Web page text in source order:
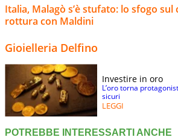
Italia, Malagò s’è stufato: lo sfogo sul
rottura con Maldini
Gioielleria Delfino
Investire in oro
L’oro torna
sicuri
LEGGI